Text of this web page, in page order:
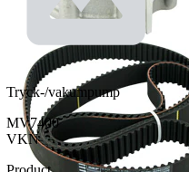
Artikelnamn
Artikelnummer
VKMA 98112
Vattenpump,
motorkylning
VKPC 98001
Tryck-/vakumpump
MV7400
VKN